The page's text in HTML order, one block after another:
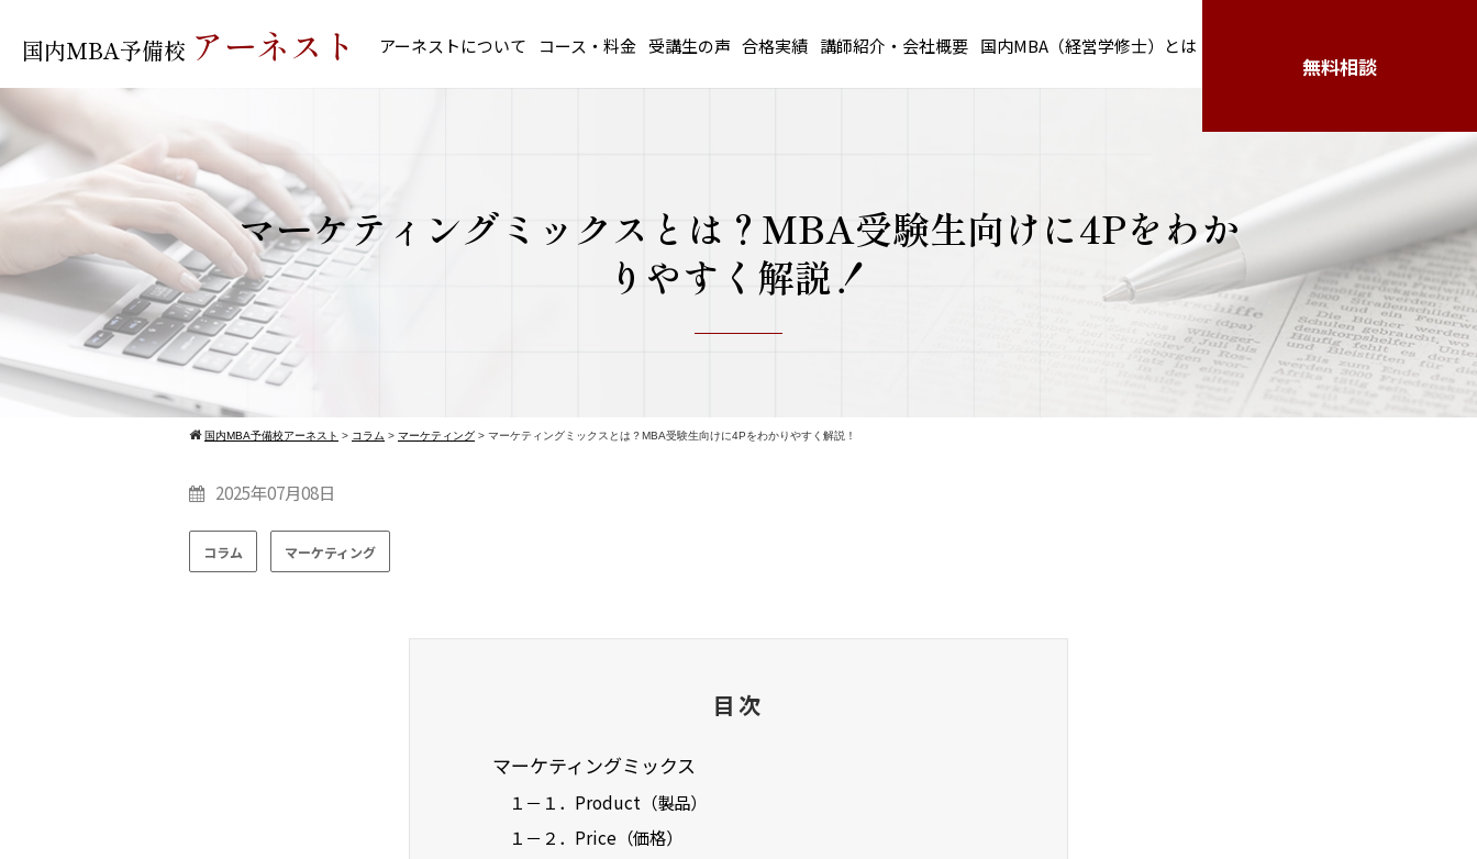
国内MBA予備校 アーネスト アーネストについて コース・料金 受講生の声 合格実績 講師紹介・会社概要 国内MBA（経営学修士）とは
無料相談
マーケティングミックスとは？MBA受験生向けに4Pをわか
りやすく解説！
国内MBA予備校アーネスト > コラム > マーケティング > マーケティングミックスとは？MBA受験生向けに4Pをわかりやすく解説！
2025年07月08日
コラム マーケティング
目次
マーケティングミックス
１－１．Product（製品）
１－２．Price（価格）